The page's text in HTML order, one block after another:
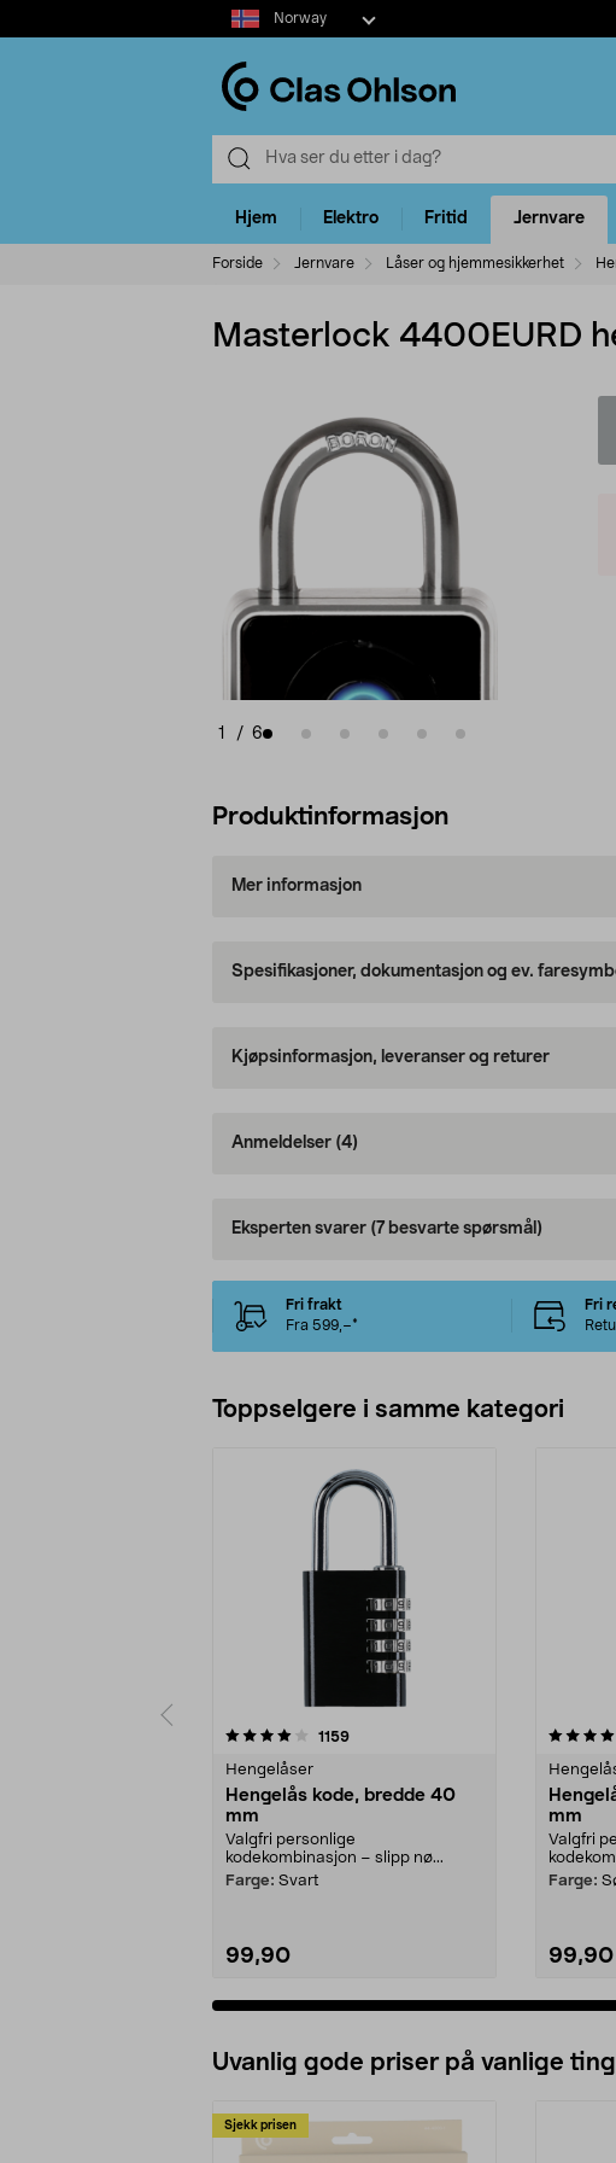
Select
market
Norway
Hjem Elektro Fritid Jernvare
Forside Jernvare Låser og hjemmesikkerhet
Masterlock 4400EURD
1 / 6
Produktinformasjon
Mer informasjon
Spesifikasjoner, dokumentasjon og ev.
Kjøpsinformasjon, leveranser og returer
Anmeldelser (4)
Eksperten svarer (7 besvarte spørsmål)
Fri frakt
Fra 599,–*
Fri
Toppselgere i samme kategori
1159anmeldelser
Hengelåser
Hengelås kode, bredde 40
mm
Valgfri personlige
kodekombinasjon – slipp nø...
Farge: Svart
99,90
4.0 av 5 stjerner
mm
Valgfri
Farge:
99,90
Uvanlig gode priser på vanlige ting
Sjekk prisen